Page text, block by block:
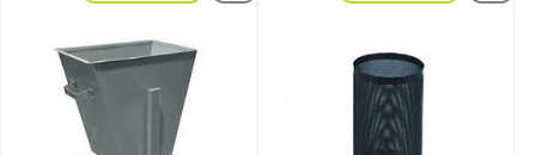
от до
Ширина, мм: